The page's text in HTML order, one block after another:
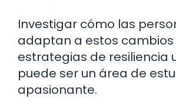
Investigar cómo las
adaptan a estos cambios
estrategias de resiliencia
puede ser un área de
apasionante.